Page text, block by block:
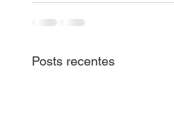
Posts recentes